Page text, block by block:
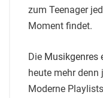
zum Teenager
Moment findet.
Die Musikgenres
heute mehr
Moderne